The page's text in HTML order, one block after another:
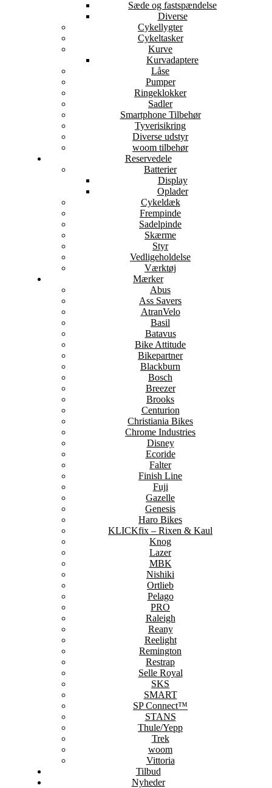
Sæde og fastspændelse
Diverse
Cykellygter
Cykeltasker
Kurve
Kurvadaptere
Låse
Pumper
Ringeklokker
Sadler
Smartphone Tilbehør
Tyverisikring
Diverse udstyr
woom tilbehør
Reservedele
Batterier
Display
Oplader
Cykeldæk
Frempinde
Sadelpinde
Skærme
Styr
Vedligeholdelse
Værktøj
Mærker
Abus
Ass Savers
AtranVelo
Basil
Batavus
Bike Attitude
Bikepartner
Blackburn
Bosch
Breezer
Brooks
Centurion
Christiania Bikes
Chrome Industries
Disney
Ecoride
Falter
Finish Line
Fuji
Gazelle
Genesis
Haro Bikes
KLICKfix – Rixen & Kaul
Knog
Lazer
MBK
Nishiki
Ortlieb
Pelago
PRO
Raleigh
Reany
Reelight
Remington
Restrap
Selle Royal
SKS
SMART
SP Connect™
STANS
Thule/Yepp
Trek
woom
Vittoria
Tilbud
Nyheder